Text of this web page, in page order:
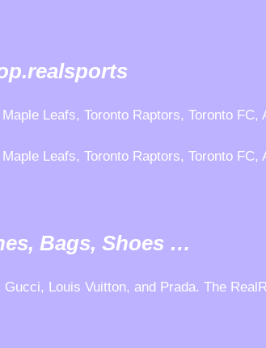
Leafs, Toronto Raptors, Toronto FC,
Leafs, Toronto Raptors, Toronto FC,
Bags, Shoes …
Louis Vuitton, and Prada. The